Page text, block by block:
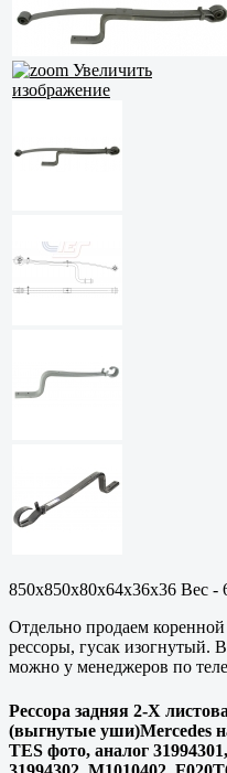
Увеличить
изображение
850x850x80x64x36x36 Вес -
Отдельно продаем
рессоры, гусак изогнутый.
можно у менеджеров по
Рессора задняя 2-Х
(выгнутые уши)Mercedes
TES фото, аналог